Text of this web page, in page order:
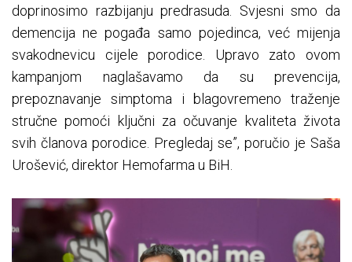
doprinosimo razbijanju predrasuda. Svjesni smo da
demencija ne pogađa samo pojedinca, već mijenja
svakodnevicu cijele porodice. Upravo zato ovom
kampanjom naglašavamo da su prevencija,
prepoznavanje simptoma i blagovremeno traženje
stručne pomoći ključni za očuvanje kvaliteta života
svih članova porodice. Pregledaj se”, poručio je Saša
Urošević, direktor Hemofarma u BiH.